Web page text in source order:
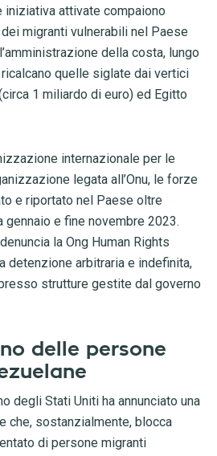
iniziativa attivate compaiono
migranti vulnerabili nel Paese
della costa, lungo
quelle siglate dai vertici
1 miliardo di euro) ed Egitto
internazionale per le
legata all’Onu, le forze
e riportato nel Paese oltre
e fine novembre 2023.
la Ong Human Rights
detenzione arbitraria e indefinita,
strutture gestite dal governo
delle persone
degli Stati Uniti ha annunciato una
che, sostanzialmente, blocca
di persone migranti